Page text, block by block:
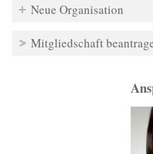
Neue Organisation
Mitgliedschaft